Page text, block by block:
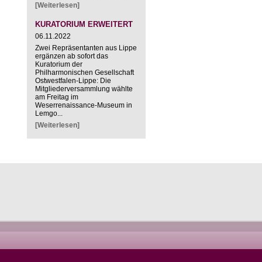
[Weiterlesen]
KURATORIUM ERWEITERT
06.11.2022
Zwei Repräsentanten aus Lippe
ergänzen ab sofort das
Kuratorium der
Philharmonischen Gesellschaft
Ostwestfalen-Lippe: Die
Mitgliederversammlung wählte
am Freitag im
Weserrenaissance-Museum in
Lemgo...
[Weiterlesen]